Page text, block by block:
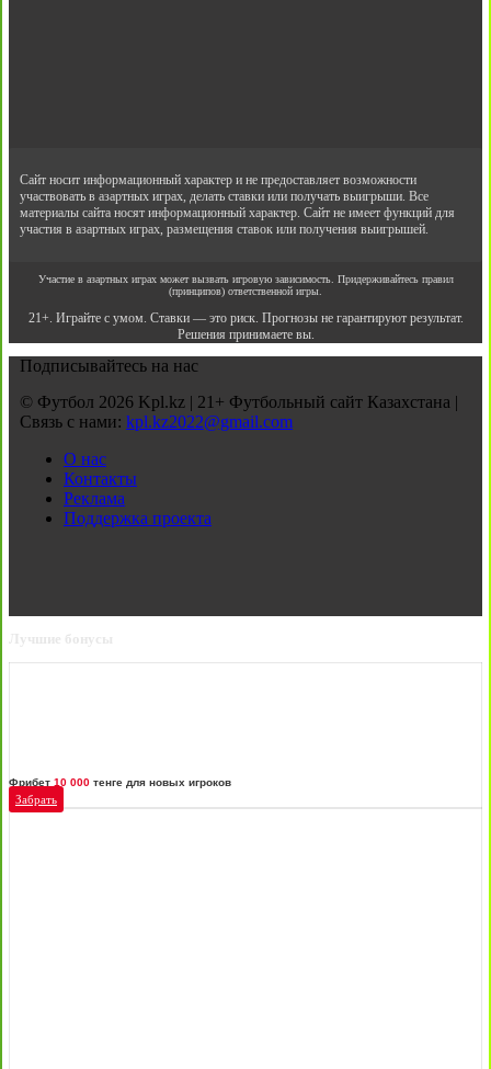
Сайт носит информационный характер и не предоставляет возможности
участвовать в азартных играх, делать ставки или получать выигрыши. Все
материалы сайта носят информационный характер. Сайт не имеет функций для
участия в азартных играх, размещения ставок или получения выигрышей.
Участие в азартных играх может вызвать игровую зависимость. Придерживайтесь правил
(принципов) ответственной игры.
21+. Играйте с умом. Ставки — это риск. Прогнозы не гарантируют результат.
Решения принимаете вы.
Подписывайтесь на нас
© Футбол 2026 Kpl.kz | 21+ Футбольный сайт Казахстана |
Связь с нами: kpl.kz2022@gmail.com
О нас
Контакты
Реклама
Поддержка проекта
Лучшие бонусы
Фрибет 10 000 тенге для новых игроков
Забрать